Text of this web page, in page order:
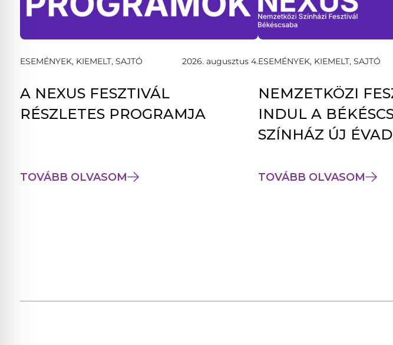
ESEMÉNYEK, KIEMELT, SAJTÓ 2026. augusztus 4.
A NEXUS FESZTIVÁL
RÉSZLETES PROGRAMJA
TOVÁBB OLVASOM
ESEMÉNYEK, KIEMELT, SAJTÓ
NEMZETKÖZI
INDUL A
SZÍNHÁZ ÚJ
TOVÁBB OLVASOM